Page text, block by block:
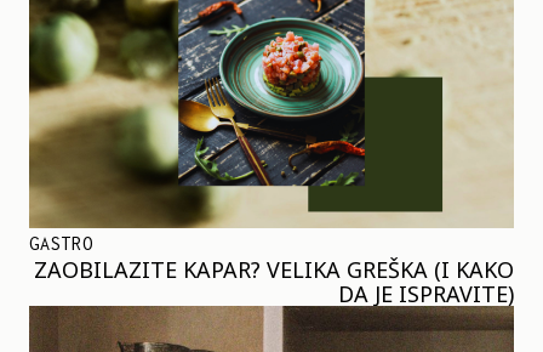
GASTRO
ZAOBILAZITE KAPAR? VELIKA GREŠKA (I KAKO
DA JE ISPRAVITE)